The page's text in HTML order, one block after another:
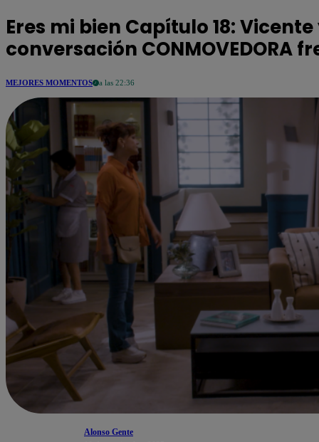
Eres mi bien Capítulo 18:
conversación CONMOVEDORA
MEJORES MOMENTOS a las 22:36
Alonso Gente